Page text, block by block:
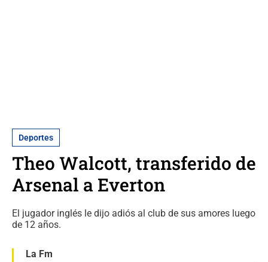
Deportes
Theo Walcott, transferido de
Arsenal a Everton
El jugador inglés le dijo adiós al club de sus amores luego
de 12 años.
La Fm